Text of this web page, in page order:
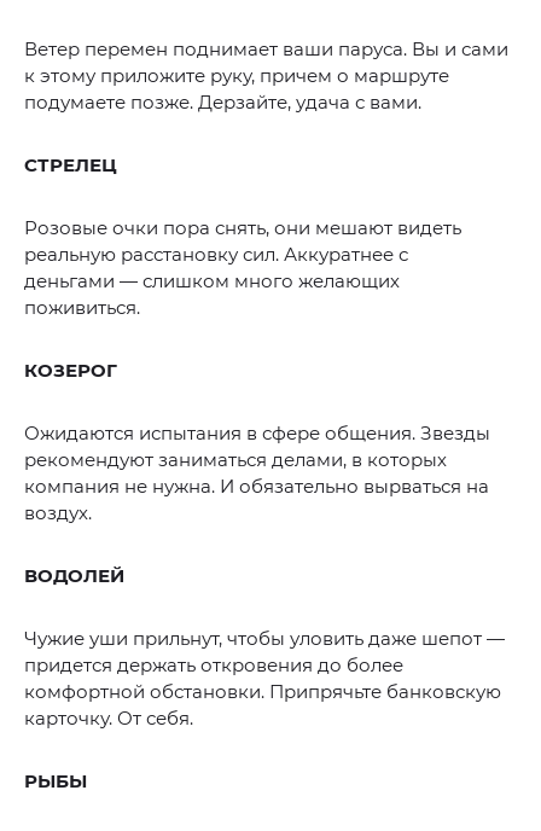
Ветер перемен поднимает ваши паруса. Вы и сами
к этому приложите руку, причем о маршруте
подумаете позже. Дерзайте, удача с вами.
СТРЕЛЕЦ
Розовые очки пора снять, они мешают видеть
реальную расстановку сил. Аккуратнее с
деньгами — слишком много желающих
поживиться.
КОЗЕРОГ
Ожидаются испытания в сфере общения. Звезды
рекомендуют заниматься делами, в которых
компания не нужна. И обязательно вырваться на
воздух.
ВОДОЛЕЙ
Чужие уши прильнут, чтобы уловить даже шепот —
придется держать откровения до более
комфортной обстановки. Припрячьте банковскую
карточку. От себя.
РЫБЫ